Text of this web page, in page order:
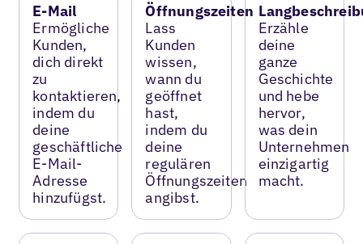
E-Mail
Ermögliche
Kunden,
dich direkt
zu
kontaktieren,
indem du
deine
geschäftliche
E-Mail-
Adresse
hinzufügst.
Öffnungszeiten
Lass
Kunden
wissen,
wann du
geöffnet
hast,
indem du
deine
regulären
Öffnungszeiten
angibst.
Erzähle
deine
ganze
Geschichte
und hebe
hervor,
was dein
Unternehmen
einzigartig
macht.